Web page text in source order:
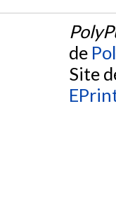
de
Site